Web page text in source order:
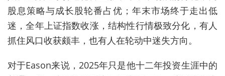
股息策略与成长股轮番占优；年末市场终于走出低
迷，全年上证指数收涨，结构性行情极致分化，有人
抓住风口收获颇丰，也有人在轮动中迷失方向。
对于Eason来说，2025年只是他十二年投资生涯中的